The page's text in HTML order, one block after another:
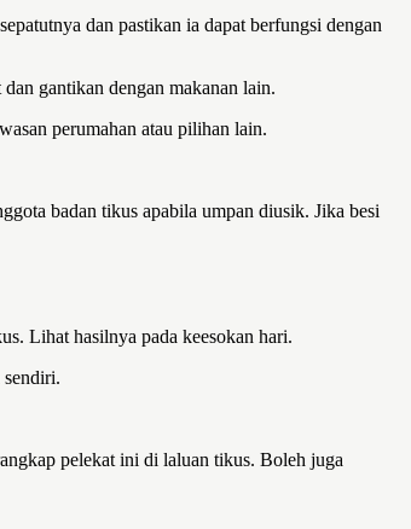
dan pastikan ia dapat berfungsi dengan
gantikan dengan makanan lain.
perumahan atau pilihan lain.
badan tikus apabila umpan diusik. Jika besi
Lihat hasilnya pada keesokan hari.
pelekat ini di laluan tikus. Boleh juga